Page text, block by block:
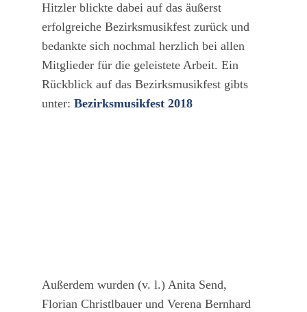
Hitzler blickte dabei auf das äußerst
erfolgreiche Bezirksmusikfest zurück und
bedankte sich nochmal herzlich bei allen
Mitglieder für die geleistete Arbeit. Ein
Rückblick auf das Bezirksmusikfest gibts
unter: Bezirksmusikfest 2018
Außerdem wurden (v. l.) Anita Send,
Florian Christlbauer und Verena Bernhard